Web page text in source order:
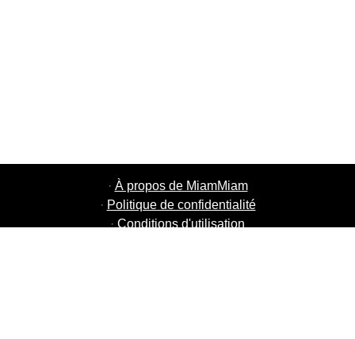
· À propos de MiamMiam
· Politique de confidentialité
· Conditions d'utilisation